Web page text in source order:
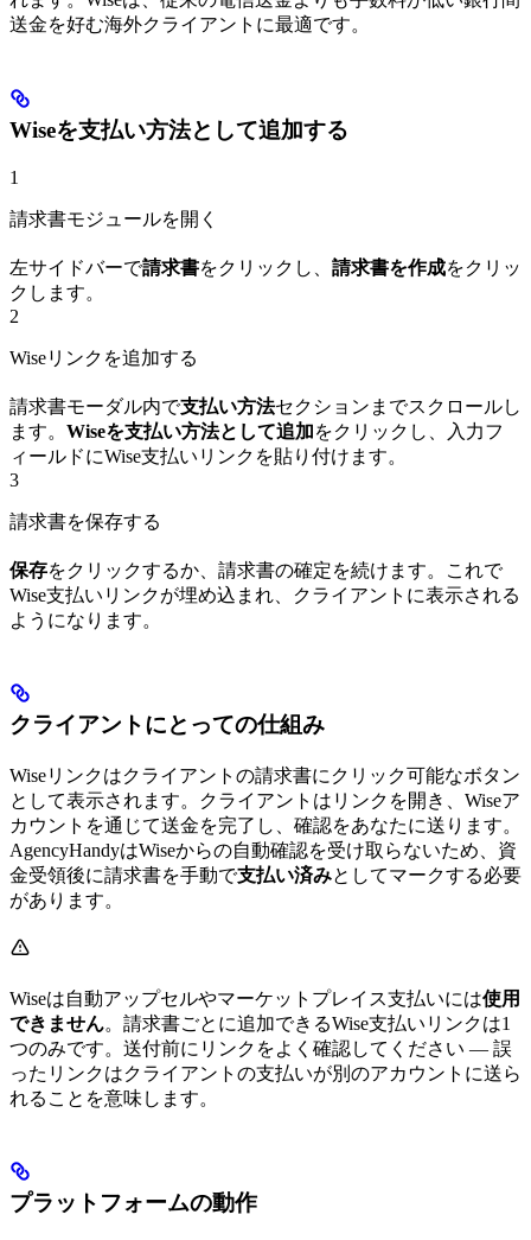
送金を好む海外クライアントに最適です。
Wiseを支払い方法として追加する
1
請求書モジュールを開く
左サイドバーで請求書をクリックし、 請求書を作成をクリッ
クします。
2
Wiseリンクを追加する
請求書モーダル内で支払い方法セクションまでスクロールし
ます。 Wiseを支払い方法として追加をクリックし、入力フ
ィールドにWise支払いリンクを貼り付けます。
3
請求書を保存する
保存をクリックするか、請求書の確定を続けます。これで
Wise支払いリンクが埋め込まれ、クライアントに表示される
ようになります。
クライアントにとっての仕組み
Wiseリンクはクライアントの請求書にクリック可能なボタン
として表示されます。クライアントはリンクを開き、Wiseア
カウントを通じて送金を完了し、確認をあなたに送ります。
AgencyHandyはWiseからの自動確認を受け取らないため、資
金受領後に請求書を手動で支払い済みとしてマークする必要
があります。
Wiseは自動アップセルやマーケットプレイス支払いには使用
できません。請求書ごとに追加できるWise支払いリンクは1
つのみです。送付前にリンクをよく確認してください — 誤
ったリンクはクライアントの支払いが別のアカウントに送ら
れることを意味します。
プラットフォームの動作